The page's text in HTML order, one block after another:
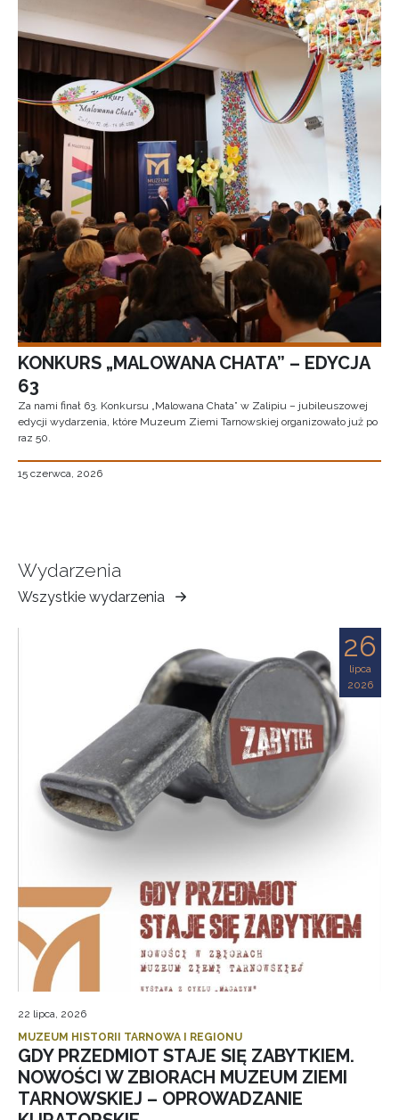
KONKURS „MALOWANA CHATA” – EDYCJA
63
Za nami finał 63. Konkursu „Malowana Chata” w Zalipiu – jubileuszowej
edycji wydarzenia, które Muzeum Ziemi Tarnowskiej organizowało już po
raz 50.
15 czerwca, 2026
Wydarzenia
Wszystkie wydarzenia
Muzeum
Ziemi
26
lipca
2026
22 lipca, 2026
MUZEUM HISTORII TARNOWA I REGIONU
GDY PRZEDMIOT STAJE SIĘ ZABYTKIEM.
NOWOŚCI W ZBIORACH MUZEUM ZIEMI
TARNOWSKIEJ – OPROWADZANIE